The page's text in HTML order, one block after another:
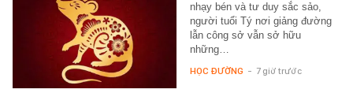
nhạy bén và tư duy sắc sảo,
người tuổi Tý nơi giảng đường
lẫn công sở vẫn sở hữu
những…
HỌC ĐƯỜNG - 7 giờ trước